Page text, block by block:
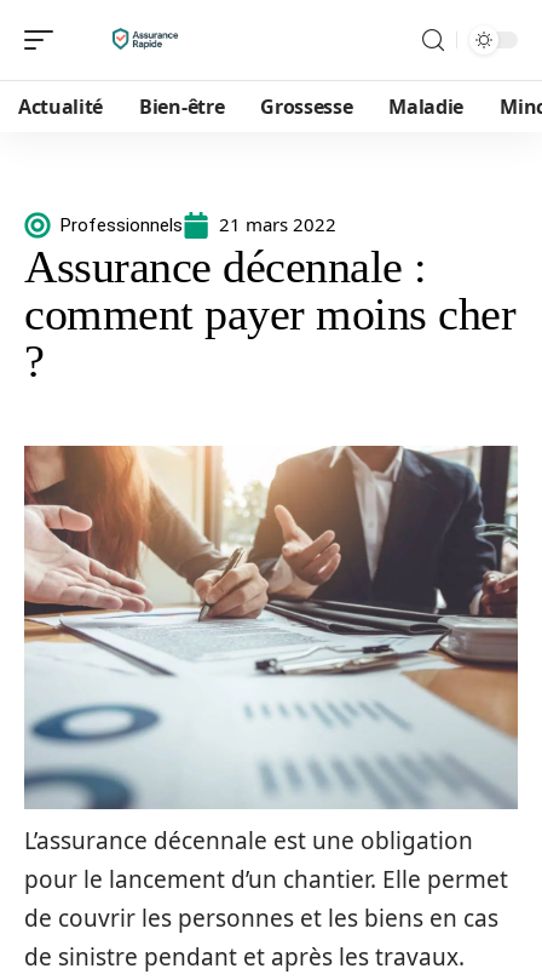
Actualité Bien-être Grossesse Maladie
Professionnels 21 mars 2022
Assurance décennale :
comment payer moins cher
?
L’assurance décennale est une obligation
pour le lancement d’un chantier. Elle permet
de couvrir les personnes et les biens en cas
de sinistre pendant et après les travaux.